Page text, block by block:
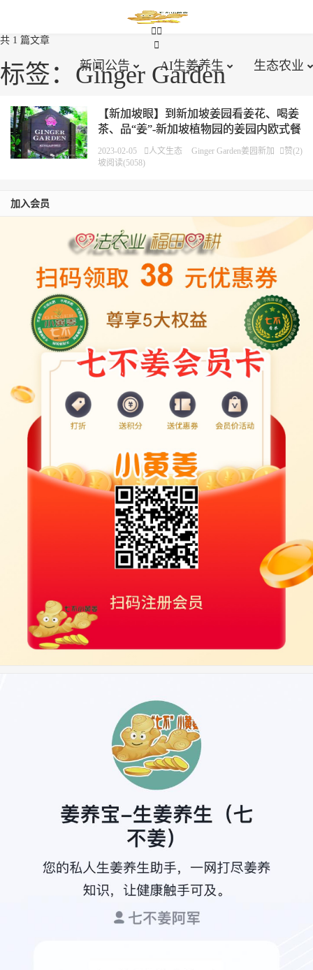
 

新闻公告 AI生姜养生 生态农业
共 1 篇文章
标签：Ginger Garden
【新加坡眼】到新加坡姜园看姜花、喝姜
茶、品“姜”-新加坡植物园的姜园内欧式餐
全球生态姜园
赞(2)
2023-02-05 人文生态 Ginger Garden姜园 新加
坡阅读(5058)
加入会员